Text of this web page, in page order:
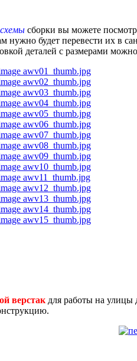
сборки вы можете
нужно будет перевести их в
деталей с размерами
верстакдля работы на улицы